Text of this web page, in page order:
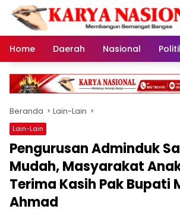
Langsung
konten
Home
Daerah Nasional
Beranda Lain-Lain
Lain-Lain
Pengurusan Adminduk
Mudah, Masyarakat
Terima Kasih Pak Bupati
Ahmad